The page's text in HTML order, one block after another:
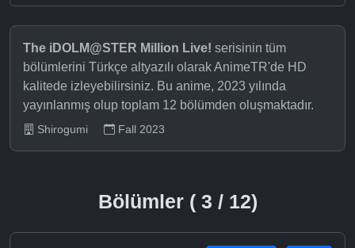
The iDOLM@STER Million Live! serisinin tüm
bölümlerini Türkçe altyazılı olarak AnimeTR'de HD
kalitede izleyebilirsiniz. Bu anime, 2023 yılında
yayınlanmış olup toplam 12 bölümden oluşmaktadır.
Shirogumi Fall 2023
Bölümler ( 3 / 12)